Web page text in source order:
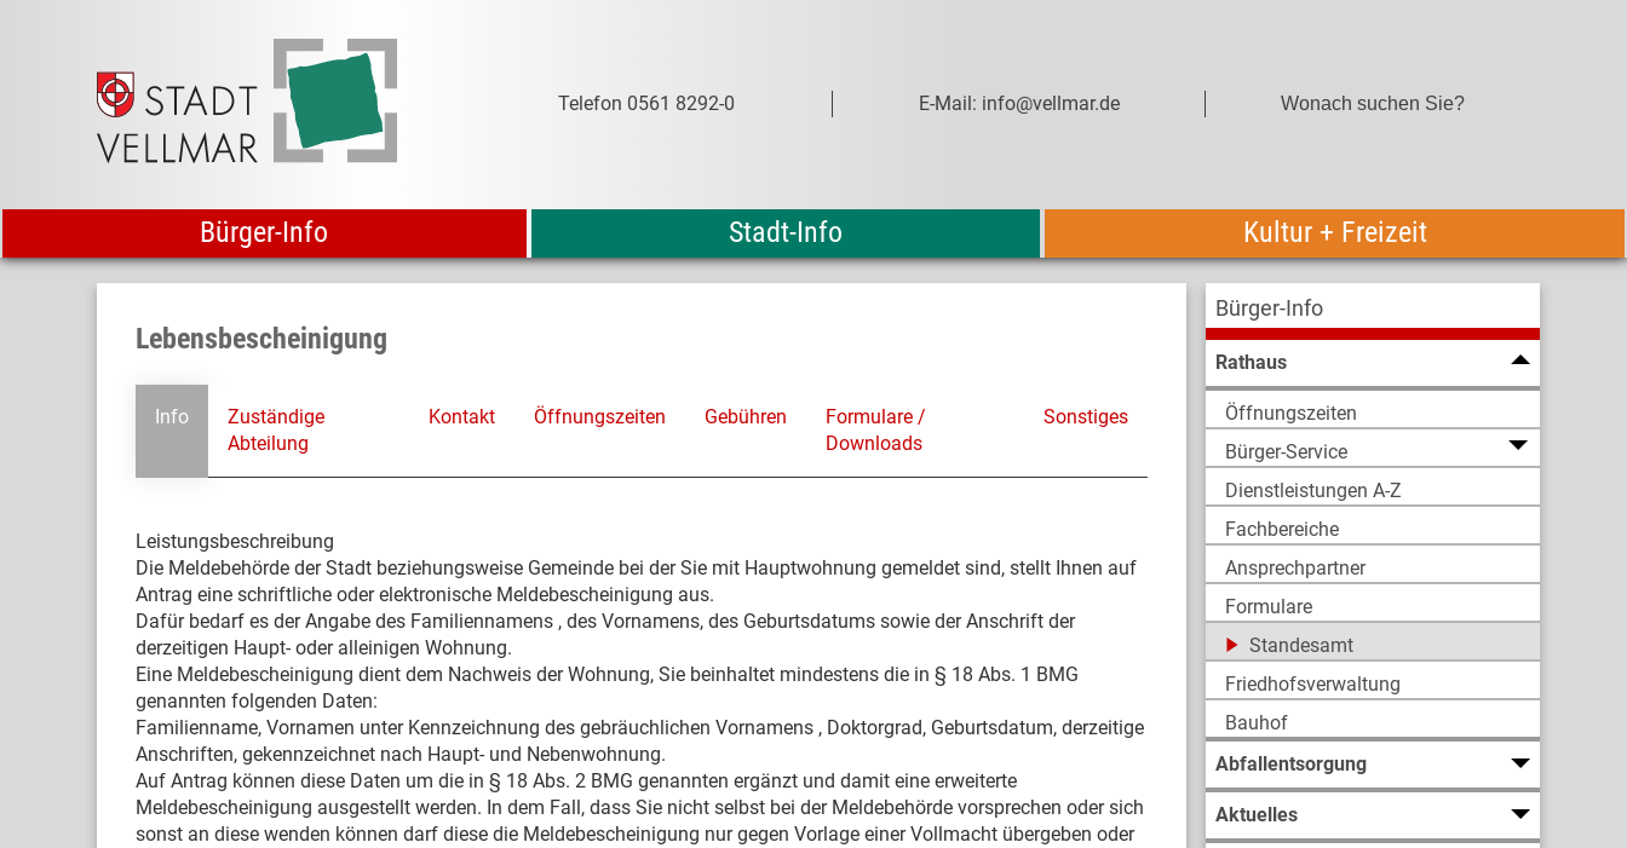
Telefon 0561 8292-0 E-Mail: info@vellmar.de
Bürger-Info Stadt-Info Kultur + Freizeit
Bürger-Info
Rathaus
Öffnungszeiten
Bürger-Service
Dienstleistungen A-Z
Fachbereiche
Ansprechpartner
Formulare
Standesamt
Friedhofsverwaltung
Bauhof
Abfallentsorgung
Aktuelles
Lebensbescheinigung
Info
Zuständige
Abteilung
Kontakt Öffnungszeiten Gebühren
Formulare /
Downloads
Sonstiges
Leistungsbeschreibung
Die Meldebehörde der Stadt beziehungsweise Gemeinde bei der Sie mit Hauptwohnung gemeldet sind, stellt Ihnen auf
Antrag eine schriftliche oder elektronische Meldebescheinigung aus.
Dafür bedarf es der Angabe des Familiennamens , des Vornamens, des Geburtsdatums sowie der Anschrift der
derzeitigen Haupt- oder alleinigen Wohnung.
Eine Meldebescheinigung dient dem Nachweis der Wohnung, Sie beinhaltet mindestens die in § 18 Abs. 1 BMG
genannten folgenden Daten:
Familienname, Vornamen unter Kennzeichnung des gebräuchlichen Vornamens , Doktorgrad, Geburtsdatum, derzeitige
Anschriften, gekennzeichnet nach Haupt- und Nebenwohnung.
Auf Antrag können diese Daten um die in § 18 Abs. 2 BMG genannten ergänzt und damit eine erweiterte
Meldebescheinigung ausgestellt werden. In dem Fall, dass Sie nicht selbst bei der Meldebehörde vorsprechen oder sich
sonst an diese wenden können darf diese die Meldebescheinigung nur gegen Vorlage einer Vollmacht übergeben oder